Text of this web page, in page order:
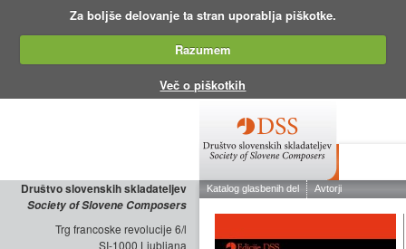
Za boljše delovanje ta stran uporablja piškotke.
Razumem
Več o piškotkih
Društvo slovenskih skladateljev
Society of Slovene Composers
Trg francoske revolucije 6/l
SI-1000 Ljubljana